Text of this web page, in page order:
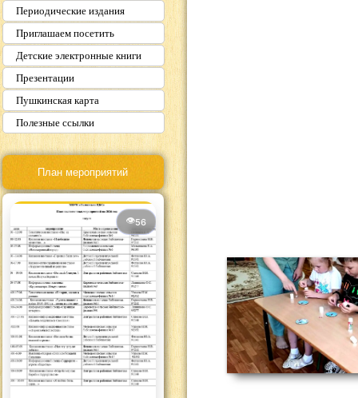
Периодические издания
Приглашаем посетить
Детские электронные книги
Презентации
Пушкинская карта
Полезные ссылки
План мероприятий
56